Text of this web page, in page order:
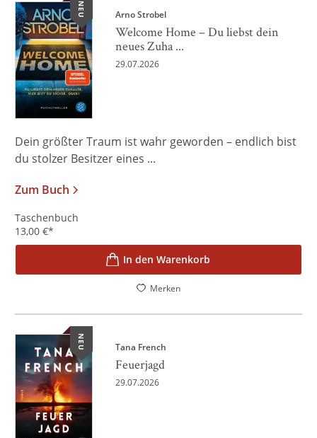
NEU Arno Strobel
Welcome Home – Du liebst dein
neues Zuha ...
29.07.2026
Dein größter Traum ist wahr geworden – endlich bist
du stolzer Besitzer eines ...
Zum Buch
Taschenbuch
13,00 €*
In den Warenkorb
Merken
NEU Tana French
Feuerjagd
29.07.2026